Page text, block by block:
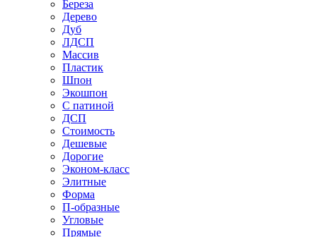
Береза
Дерево
Дуб
ЛДСП
Массив
Пластик
Шпон
Экошпон
С патиной
ДСП
Стоимость
Дешевые
Дорогие
Эконом-класс
Элитные
Форма
П-образные
Угловые
Прямые